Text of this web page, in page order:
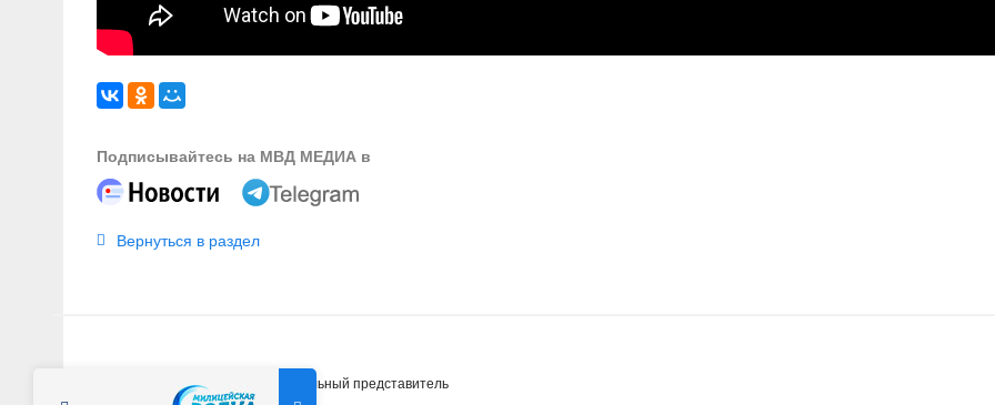
Подписывайтесь на МВД МЕДИА в
Вернуться в раздел
Новости Официальный представитель